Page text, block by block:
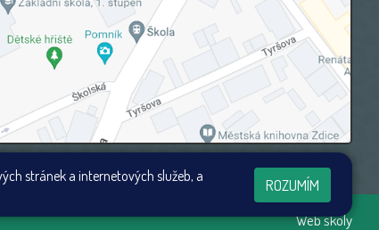
Web školy
stránek a internetových služeb, a
ROZUMÍM